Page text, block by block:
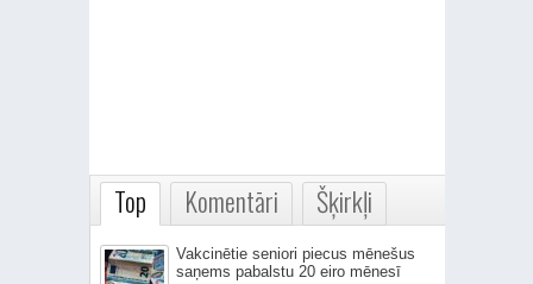
Top Komentāri Šķirkļi
Vakcinētie seniori piecus mēnešus
saņems pabalstu 20 eiro mēnesī